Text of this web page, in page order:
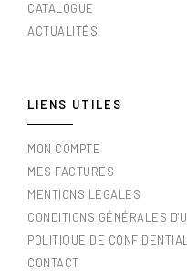
CATALOGUE
ACTUALITÉS
LIENS UTILES
MON COMPTE
MES FACTURES
MENTIONS LÉGALES
CONDITIONS GÉNÉRALES
POLITIQUE DE
CONTACT